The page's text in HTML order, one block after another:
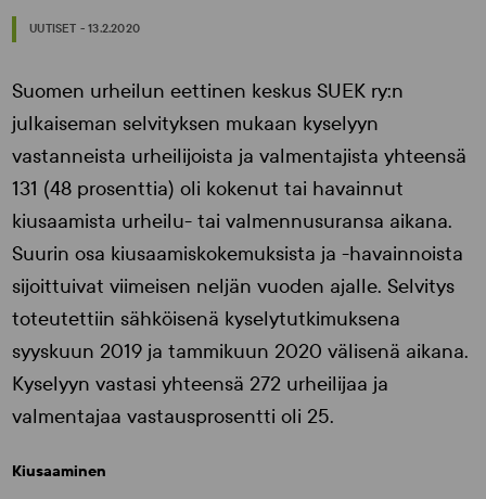
UUTISET - 13.2.2020
Suomen urheilun eettinen keskus SUEK ry:n
julkaiseman selvityksen mukaan kyselyyn
vastanneista urheilijoista ja valmentajista yhteensä
131 (48 prosenttia) oli kokenut tai havainnut
kiusaamista urheilu- tai valmennusuransa aikana.
Suurin osa kiusaamiskokemuksista ja -havainnoista
sijoittuivat viimeisen neljän vuoden ajalle. Selvitys
toteutettiin sähköisenä kyselytutkimuksena
syyskuun 2019 ja tammikuun 2020 välisenä aikana.
Kyselyyn vastasi yhteensä 272 urheilijaa ja
valmentajaa vastausprosentti oli 25.
Kiusaaminen